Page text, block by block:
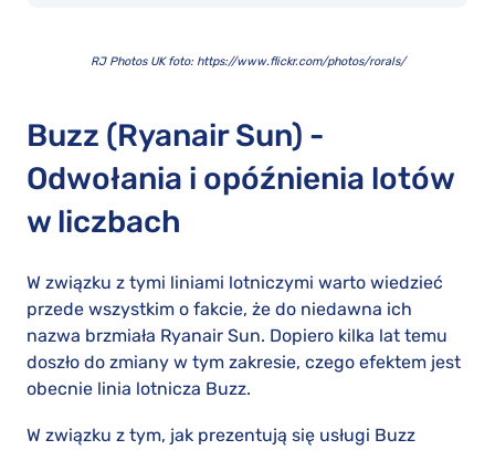
RJ Photos UK foto: https://www.flickr.com/photos/rorals/
Buzz (Ryanair Sun) -
Odwołania i opóźnienia lotów
w liczbach
W związku z tymi liniami lotniczymi warto wiedzieć
przede wszystkim o fakcie, że do niedawna ich
nazwa brzmiała Ryanair Sun. Dopiero kilka lat temu
doszło do zmiany w tym zakresie, czego efektem jest
obecnie linia lotnicza Buzz.
W związku z tym, jak prezentują się usługi Buzz